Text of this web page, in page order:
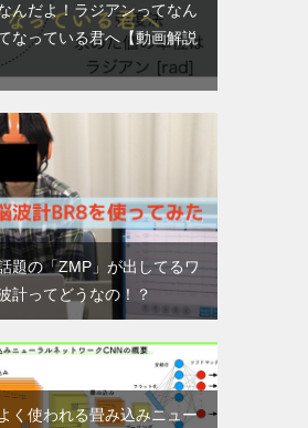
んだよ！ラジアンってなん
なっている君へ【動画解説
題の「ZMP」が出してるワ
計ってどうなの！？
く使われる畳み込みニュー